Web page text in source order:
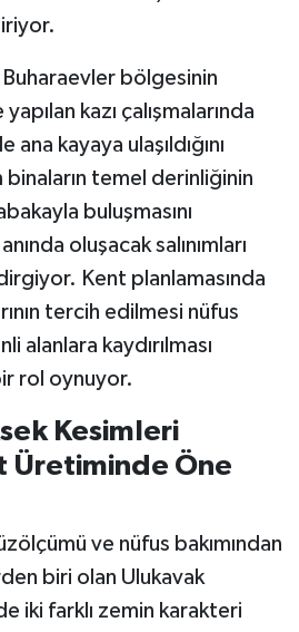
bölgesinin
kazı çalışmalarında
kayaya ulaşıldığını
temel derinliğinin
buluşmasını
oluşacak salınımları
Kent planlamasında
tercih edilmesi nüfus
alanlara kaydırılması
rol oynuyor.
Kesimleri
Üretiminde Öne
ve nüfus bakımından
biri olan Ulukavak
iki farklı zemin karakteri